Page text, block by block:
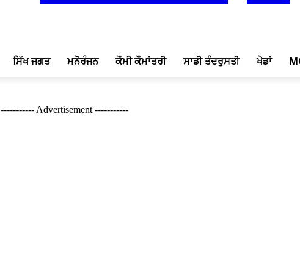
ਸਿੱਖ ਜਗਤ ਮਨੋਰੰਜਨ ਕੌਮੀ ਕੌਮਾਂਤਰੀ ਸਾਡੀ ਤੰਦਰੁਸਤੀ ਖੇਡਾਂ
----------- Advertisement -----------